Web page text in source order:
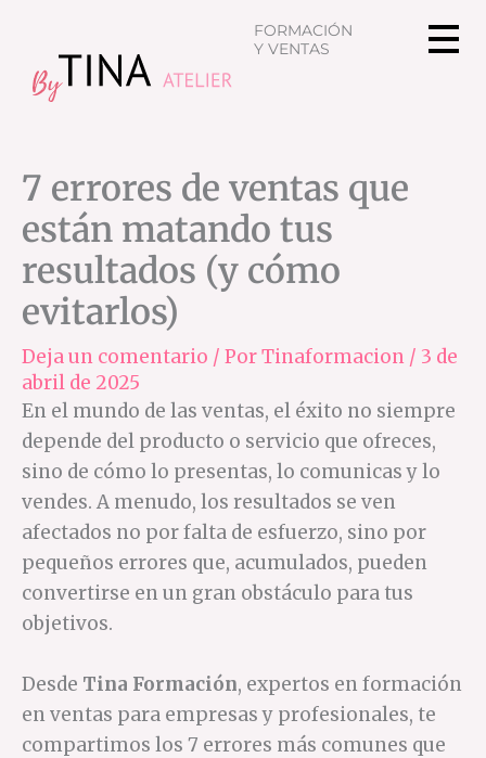
contenido
FORMACIÓN
Y VENTAS
7 errores de ventas que
están matando tus
resultados (y cómo
evitarlos)
Deja un comentario / PorTinaformacion / 3 de
abril de 2025
En el mundo de las ventas, el éxito no siempre
depende del producto o servicio que ofreces,
sino de cómo lo presentas, lo comunicas y lo
vendes. A menudo, los resultados se ven
afectados no por falta de esfuerzo, sino por
pequeños errores que, acumulados, pueden
convertirse en un gran obstáculo para tus
objetivos.
Desde Tina Formación, expertos en formación
en ventas para empresas y profesionales, te
compartimos los 7 errores más comunes que